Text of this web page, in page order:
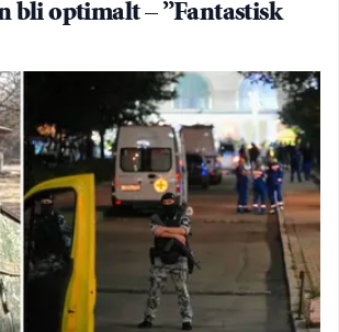
bli optimalt – ”Fantastisk